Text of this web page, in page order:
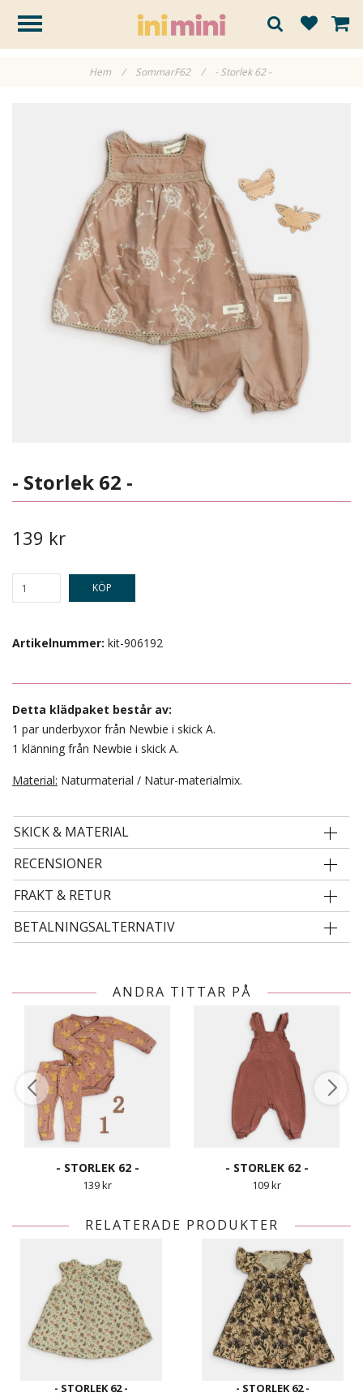
Hem / SommarF62 / - Storlek 62 -
- Storlek 62 -
139 kr
KÖP
Artikelnummer: kit-906192
Detta klädpaket består av:
1 par underbyxor från Newbie i skick A.
1 klänning från Newbie i skick A.
Material: Naturmaterial / Natur-materialmix.
SKICK & MATERIAL
RECENSIONER
FRAKT & RETUR
BETALNINGSALTERNATIV
ANDRA TITTAR PÅ
- STORLEK 62 -
139 kr
- STORLEK 62 -
109 kr
RELATERADE PRODUKTER
- STORLEK 62 -
- STORLEK 62 -